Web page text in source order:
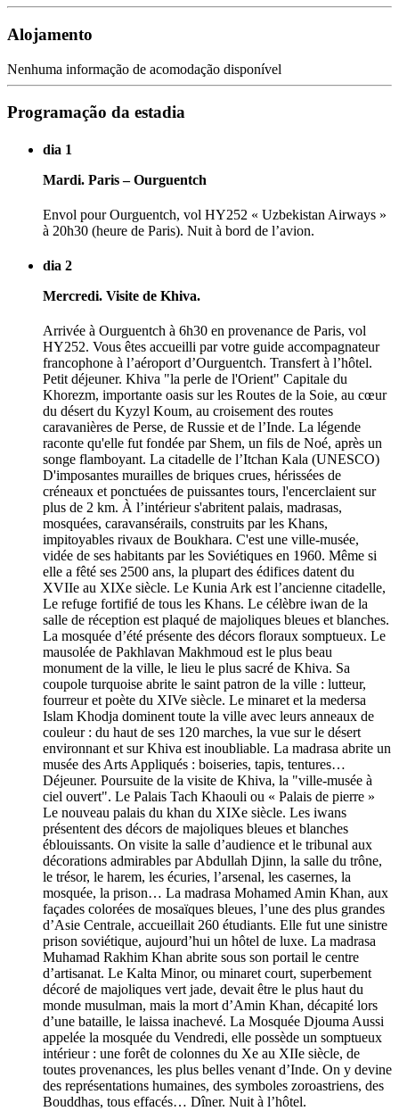
Alojamento
Nenhuma informação de acomodação disponível
Programação da estadia
dia 1
Mardi. Paris – Ourguentch
Envol pour Ourguentch, vol HY252 « Uzbekistan Airways »
à 20h30 (heure de Paris). Nuit à bord de l’avion.
dia 2
Mercredi. Visite de Khiva.
Arrivée à Ourguentch à 6h30 en provenance de Paris, vol
HY252. Vous êtes accueilli par votre guide accompagnateur
francophone à l’aéroport d’Ourguentch. Transfert à l’hôtel.
Petit déjeuner. Khiva "la perle de l'Orient" Capitale du
Khorezm, importante oasis sur les Routes de la Soie, au cœur
du désert du Kyzyl Koum, au croisement des routes
caravanières de Perse, de Russie et de l’Inde. La légende
raconte qu'elle fut fondée par Shem, un fils de Noé, après un
songe flamboyant. La citadelle de l’Itchan Kala (UNESCO)
D'imposantes murailles de briques crues, hérissées de
créneaux et ponctuées de puissantes tours, l'encerclaient sur
plus de 2 km. À l’intérieur s'abritent palais, madrasas,
mosquées, caravansérails, construits par les Khans,
impitoyables rivaux de Boukhara. C'est une ville-musée,
vidée de ses habitants par les Soviétiques en 1960. Même si
elle a fêté ses 2500 ans, la plupart des édifices datent du
XVIIe au XIXe siècle. Le Kunia Ark est l’ancienne citadelle,
Le refuge fortifié de tous les Khans. Le célèbre iwan de la
salle de réception est plaqué de majoliques bleues et blanches.
La mosquée d’été présente des décors floraux somptueux. Le
mausolée de Pakhlavan Makhmoud est le plus beau
monument de la ville, le lieu le plus sacré de Khiva. Sa
coupole turquoise abrite le saint patron de la ville : lutteur,
fourreur et poète du XIVe siècle. Le minaret et la medersa
Islam Khodja dominent toute la ville avec leurs anneaux de
couleur : du haut de ses 120 marches, la vue sur le désert
environnant et sur Khiva est inoubliable. La madrasa abrite un
musée des Arts Appliqués : boiseries, tapis, tentures…
Déjeuner. Poursuite de la visite de Khiva, la "ville-musée à
ciel ouvert". Le Palais Tach Khaouli ou « Palais de pierre »
Le nouveau palais du khan du XIXe siècle. Les iwans
présentent des décors de majoliques bleues et blanches
éblouissants. On visite la salle d’audience et le tribunal aux
décorations admirables par Abdullah Djinn, la salle du trône,
le trésor, le harem, les écuries, l’arsenal, les casernes, la
mosquée, la prison… La madrasa Mohamed Amin Khan, aux
façades colorées de mosaïques bleues, l’une des plus grandes
d’Asie Centrale, accueillait 260 étudiants. Elle fut une sinistre
prison soviétique, aujourd’hui un hôtel de luxe. La madrasa
Muhamad Rakhim Khan abrite sous son portail le centre
d’artisanat. Le Kalta Minor, ou minaret court, superbement
décoré de majoliques vert jade, devait être le plus haut du
monde musulman, mais la mort d’Amin Khan, décapité lors
d’une bataille, le laissa inachevé. La Mosquée Djouma Aussi
appelée la mosquée du Vendredi, elle possède un somptueux
intérieur : une forêt de colonnes du Xe au XIIe siècle, de
toutes provenances, les plus belles venant d’Inde. On y devine
des représentations humaines, des symboles zoroastriens, des
Bouddhas, tous effacés… Dîner. Nuit à l’hôtel.